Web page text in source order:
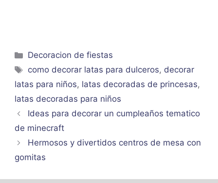
Categorías
Decoracion de fiestas
Etiquetas
como decorar latas para dulceros, decorar
latas para niños, latas decoradas de princesas,
latas decoradas para niños
Ideas para decorar un cumpleaños tematico
de minecraft
Hermosos y divertidos centros de mesa con
gomitas